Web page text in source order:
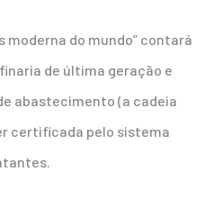
moderna do mundo” contará
de última geração e
abastecimento (a cadeia
certificada pelo sistema